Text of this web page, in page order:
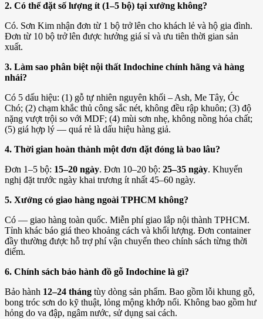
2. Có thể đặt số lượng ít (1–5 bộ) tại xưởng không?
Có. Sơn Kim nhận đơn từ 1 bộ trở lên cho khách lẻ và hộ gia đình.
Đơn từ 10 bộ trở lên được hưởng giá sỉ và ưu tiên thời gian sản
xuất.
3. Làm sao phân biệt nội thất Indochine chính hãng và hàng
nhái?
Có 5 dấu hiệu: (1) gỗ tự nhiên nguyên khối – Ash, Me Tây, Óc
Chó; (2) chạm khắc thủ công sắc nét, không đều rập khuôn; (3) độ
nặng vượt trội so với MDF; (4) mùi sơn nhẹ, không nồng hóa chất;
(5) giá hợp lý — quá rẻ là dấu hiệu hàng giả.
4. Thời gian hoàn thành một đơn đặt đóng là bao lâu?
Đơn 1–5 bộ: 15–20 ngày. Đơn 10–20 bộ: 25–35 ngày. Khuyến
nghị đặt trước ngày khai trương ít nhất 45–60 ngày.
5. Xưởng có giao hàng ngoài TPHCM không?
Có — giao hàng toàn quốc. Miễn phí giao lắp nội thành TPHCM.
Tỉnh khác báo giá theo khoảng cách và khối lượng. Đơn container
đầy thường được hỗ trợ phí vận chuyển theo chính sách từng thời
điểm.
6. Chính sách bảo hành đồ gỗ Indochine là gì?
Bảo hành 12–24 tháng tùy dòng sản phẩm. Bao gồm lỗi khung gỗ,
bong tróc sơn do kỹ thuật, lỏng mộng khớp nối. Không bao gồm hư
hỏng do va đập, ngâm nước, sử dụng sai cách.